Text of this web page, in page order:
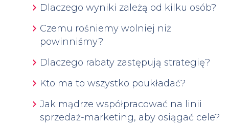
Dlaczego wyniki zależą od kilku osób?
Czemu rośniemy wolniej niż
powinniśmy?
Dlaczego rabaty zastępują strategię?
Kto ma to wszystko poukładać?
Jak mądrze współpracować na linii
sprzedaż-marketing, aby osiągać cele?